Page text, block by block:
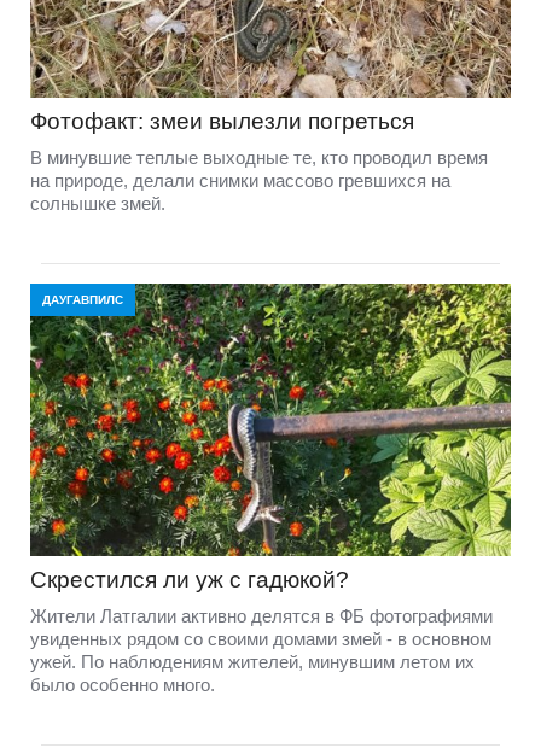
Фотофакт: змеи вылезли погреться
В минувшие теплые выходные те, кто проводил время
на природе, делали снимки массово гревшихся на
солнышке змей.
ДАУГАВПИЛС
Скрестился ли уж с гадюкой?
Жители Латгалии активно делятся в ФБ фотографиями
увиденных рядом со своими домами змей - в основном
ужей. По наблюдениям жителей, минувшим летом их
было особенно много.